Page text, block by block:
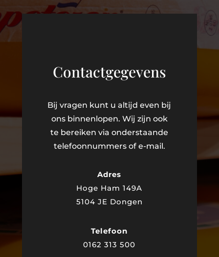
Contactgegevens
Bij vragen kunt u altijd even bij
ons binnenlopen. Wij zijn ook
te bereiken via onderstaande
telefoonnummers of e-mail.
Adres
Hoge Ham 149A
5104 JE Dongen
Telefoon
0162 313 500